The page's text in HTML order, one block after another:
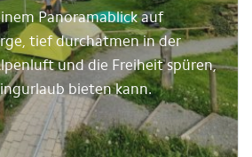
Panoramablick auf
tief durchatmen in der
und die Freiheit spüren,
bieten kann.